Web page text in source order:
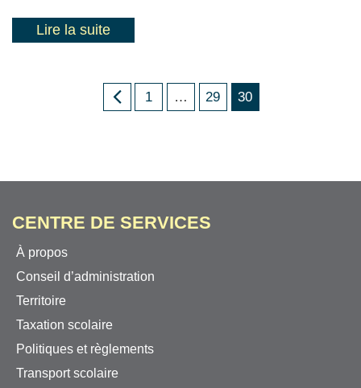
Lire la suite
1 … 29 30
CENTRE DE SERVICES
À propos
Conseil d’administration
Territoire
Taxation scolaire
Politiques et règlements
Transport scolaire